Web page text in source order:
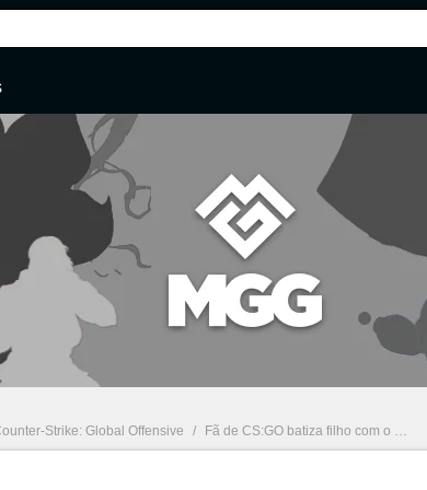
Strike: Global Offensive / Fã de CS:GO batiza filho com o nome de FalleN